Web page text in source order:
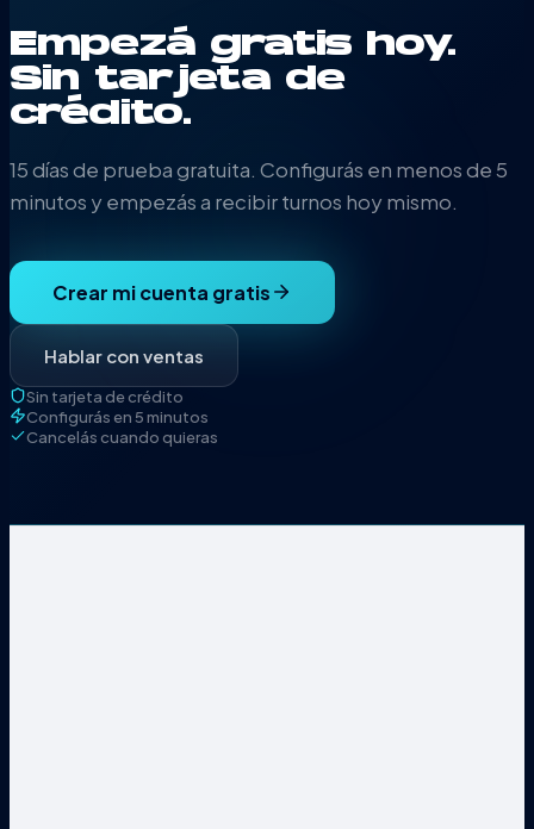
Empezá gratis hoy.
Sin tarjeta de
crédito.
15 días de prueba gratuita. Configurás en menos de 5
minutos y empezás a recibir turnos hoy mismo.
Crear mi cuenta gratis
Hablar con ventas
Sin tarjeta de crédito
Configurás en 5 minutos
Cancelás cuando quieras